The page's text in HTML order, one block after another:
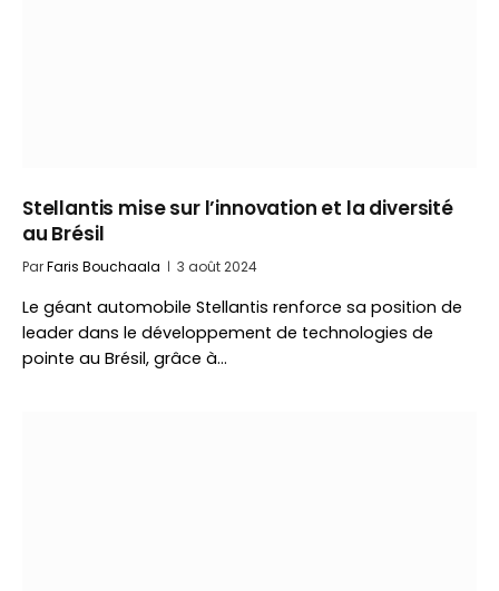
Stellantis mise sur l’innovation et la diversité
au Brésil
ParFaris Bouchaala 3 août 2024
Le géant automobile Stellantis renforce sa position de
leader dans le développement de technologies de
pointe au Brésil, grâce à…